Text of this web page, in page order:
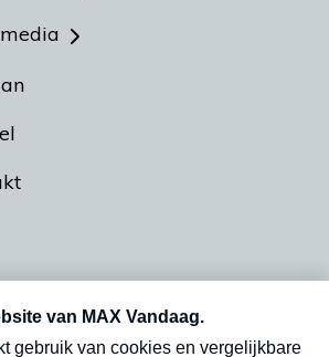
vrijdag- en dinsdagochtend in